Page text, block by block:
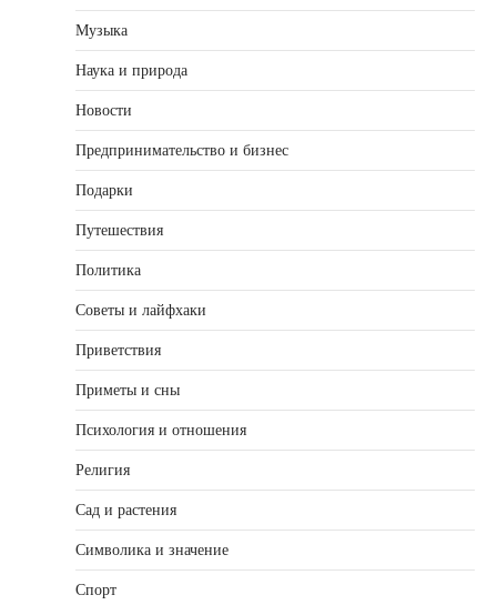
Музыка
Наука и природа
Новости
Предпринимательство и бизнес
Подарки
Путешествия
Политика
Советы и лайфхаки
Приветствия
Приметы и сны
Психология и отношения
Религия
Сад и растения
Символика и значение
Спорт